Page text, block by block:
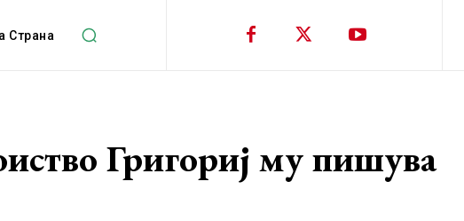
Страна
Григориј му пишува